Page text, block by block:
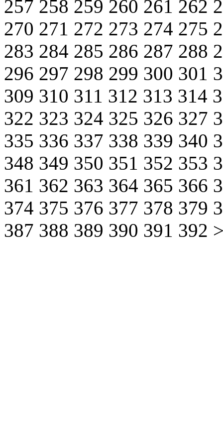
257 258 259 260 261 262
270 271 272 273 274 275
283 284 285 286 287 288
296 297 298 299 300 301
309 310 311 312 313 314
322 323 324 325 326 327
335 336 337 338 339 340
348 349 350 351 352 353
361 362 363 364 365 366
374 375 376 377 378 379
387 388 389 390 391 392